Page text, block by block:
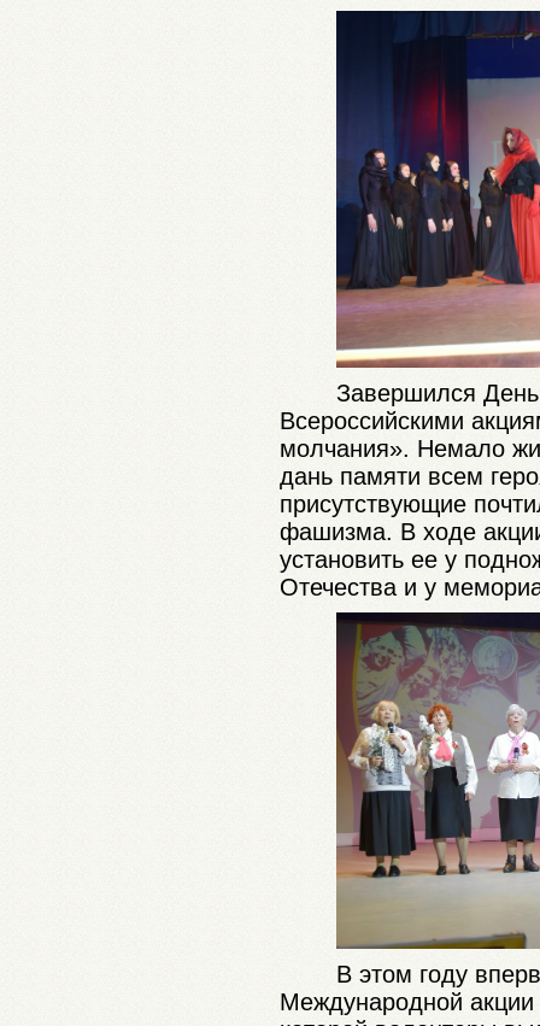
Завершился
Всероссийскими
молчания». Немало
дань памяти всем
присутствующие
фашизма. В ходе
установить ее у
Отечества и у
В этом году в
Международной акции